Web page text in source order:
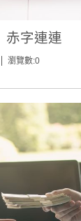
赤字連連
瀏覽數:0